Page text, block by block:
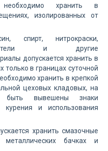
необходимо хранить в
изолированных от
спирт, нитрокраски,
и другие
допускается хранить в
в границах суточной
хранить в крепкой
цеховых кладовых, на
быть вывешены знаки
и использования
хранить смазочные
бачках и